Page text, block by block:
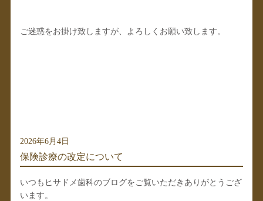
ご迷惑をお掛け致しますが、よろしくお願い致します。
2026年6月4日
保険診療の改定について
いつもヒサドメ歯科のブログをご覧いただきありがとうござ
います。